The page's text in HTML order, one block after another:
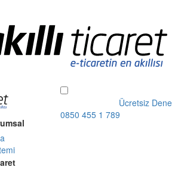
Ücretsiz Dene
0850 455 1 789